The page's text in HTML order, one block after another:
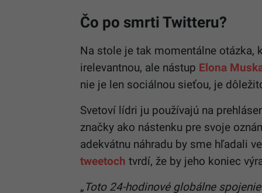
Čo po smrti Twitteru?
Na stole je tak momentálne otázka,
irelevantnou, ale nástup Elona
nie je len sociálnou sieťou, je
Svetoví lídri ju používajú na
značky ako nástenku pre svoje
adekvátnu náhradu by sme hľadali
tweetoch tvrdí, že by jeho koniec
„Toto 24-hodinové globálne